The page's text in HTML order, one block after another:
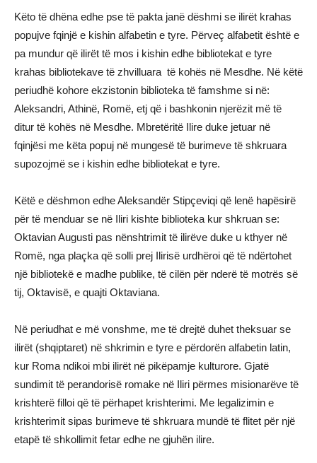
Këto të dhëna edhe pse të pakta janë dëshmi se ilirët krahas
popujve fqinjë e kishin alfabetin e tyre. Përveç alfabetit është e
pa mundur që ilirët të mos i kishin edhe bibliotekat e tyre
krahas bibliotekave të zhvilluara të kohës në Mesdhe. Në këtë
periudhë kohore ekzistonin biblioteka të famshme si në:
Aleksandri, Athinë, Romë, etj që i bashkonin njerëzit më të
ditur të kohës në Mesdhe. Mbretëritë Ilire duke jetuar në
fqinjësi me këta popuj në mungesë të burimeve të shkruara
supozojmë se i kishin edhe bibliotekat e tyre.
Këtë e dëshmon edhe Aleksandër Stipçeviqi që lenë hapësirë
për të menduar se në Iliri kishte biblioteka kur shkruan se:
Oktavian Augusti pas nënshtrimit të ilirëve duke u kthyer në
Romë, nga plaçka që solli prej Ilirisë urdhëroi që të ndërtohet
një bibliotekë e madhe publike, të cilën për nderë të motrës së
tij, Oktavisë, e quajti Oktaviana.
Në periudhat e më vonshme, me të drejtë duhet theksuar se
ilirët (shqiptaret) në shkrimin e tyre e përdorën alfabetin latin,
kur Roma ndikoi mbi ilirët në pikëpamje kulturore. Gjatë
sundimit të perandorisë romake në Iliri përmes misionarëve të
krishterë filloi që të përhapet krishterimi. Me legalizimin e
krishterimit sipas burimeve të shkruara mundë të flitet për një
etapë të shkollimit fetar edhe ne gjuhën ilire.